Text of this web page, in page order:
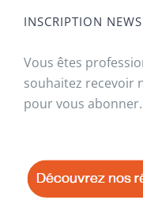
INSCRIPTION
Vous êtes
souhaitez recevoir
pour vous abonner.